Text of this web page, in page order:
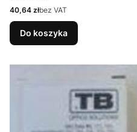
Cena
40,64 złbez VAT
Do koszyka